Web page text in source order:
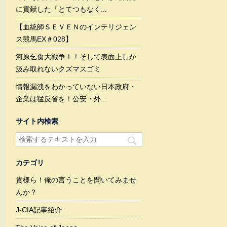
に貢献した「とてつもなく...
【血統師ＳＥＶＥＮのインテリジェン
ス競馬EX＃028】
河原乞食大戦争！！そして表面上しか
汲み取れないクズマスゴミ
情報漏洩をわかっていない日本政府・
企業は猛反省を！公安・外...
サイト内検索
カテゴリ
貴様ら！俺の言うことを聞いてみませ
んか？
J-CIA記事紹介